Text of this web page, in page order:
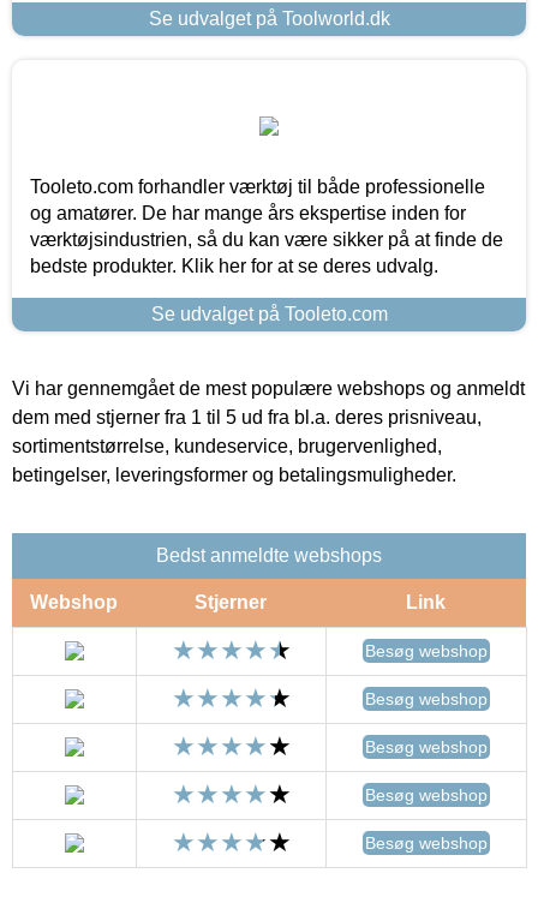
Se udvalget på Toolworld.dk
Tooleto.com forhandler værktøj til både professionelle
og amatører. De har mange års ekspertise inden for
værktøjsindustrien, så du kan være sikker på at finde de
bedste produkter. Klik her for at se deres udvalg.
Se udvalget på Tooleto.com
Vi har gennemgået de mest populære webshops og anmeldt
dem med stjerner fra 1 til 5 ud fra bl.a. deres prisniveau,
sortimentstørrelse, kundeservice, brugervenlighed,
betingelser, leveringsformer og betalingsmuligheder.
Bedst anmeldte webshops
Webshop Stjerner Link
Besøg webshop
Besøg webshop
Besøg webshop
Besøg webshop
Besøg webshop